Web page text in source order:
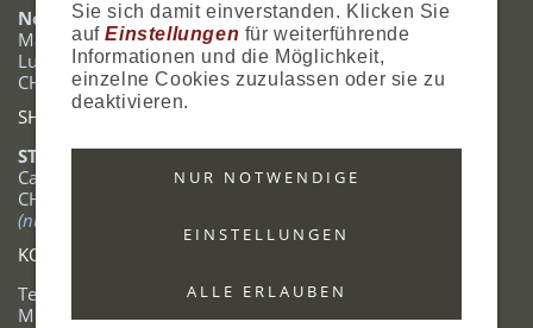
Nostalgie- & Geschenk Shop
Maja Schmid
Luzernerstrasse 14
CH-6353 Weggis
SHOWROOM
STANDORT:
Calendariaweg 1
CH-6405 Immensee
(nur auf Terminabsprache)
KONTAKT
Tel.: +41 (0)41 390 07 03
Mobile: +41 (0)79 642 69 00
Sie sich damit einverstanden. Klicken Sie
aufEinstellungen für weiterführende
Informationen und die Möglichkeit,
einzelne Cookies zuzulassen oder sie zu
deaktivieren.
NUR NOTWENDIGE
EINSTELLUNGEN
ALLE ERLAUBEN